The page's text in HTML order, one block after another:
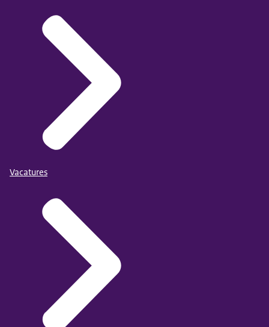
Vacatures